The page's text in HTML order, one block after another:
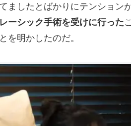
ましたとばかりにテンション
ーシック手術を受けに行った
を明かしたのだ。